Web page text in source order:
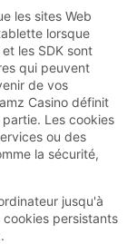
les sites Web
lorsque
les SDK sont
qui peuvent
de vos
Casino définit
Les cookies
ou des
la sécurité,
jusqu'à
persistants